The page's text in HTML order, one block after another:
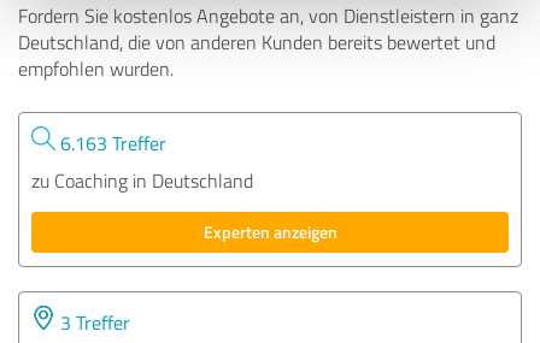
Fordern Sie kostenlos Angebote an, von Dienstleistern in ganz
Deutschland, die von anderen Kunden bereits bewertet und
empfohlen wurden.
6.163 Treffer
zu Coaching in Deutschland
Experten anzeigen
3 Treffer